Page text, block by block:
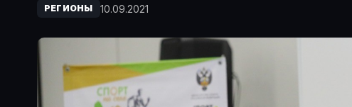
РЕГИОНЫ 10.09.2021